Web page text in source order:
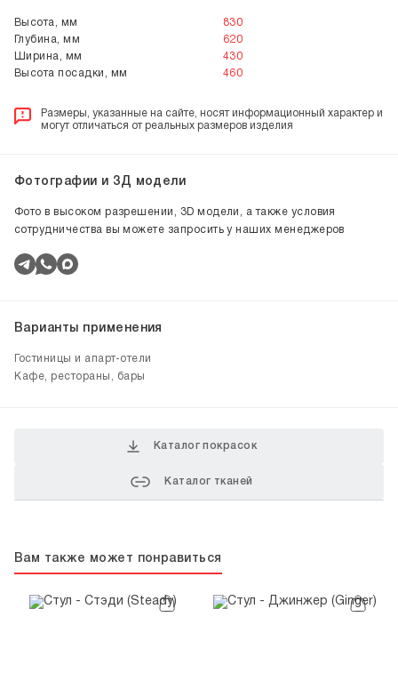
Высота, мм
830
Глубина, мм
620
Ширина, мм
430
Высота посадки, мм
460
Размеры, указанные на сайте, носят информационный характер и
могут отличаться от реальных размеров изделия
Фотографии и 3Д модели
Фото в высоком разрешении, 3D модели, а также условия
сотрудничества вы можете запросить у наших менеджеров
Варианты применения
Гостиницы и апарт-отели
Кафе, рестораны, бары
Каталог покрасок
Каталог тканей
Вам также может понравиться